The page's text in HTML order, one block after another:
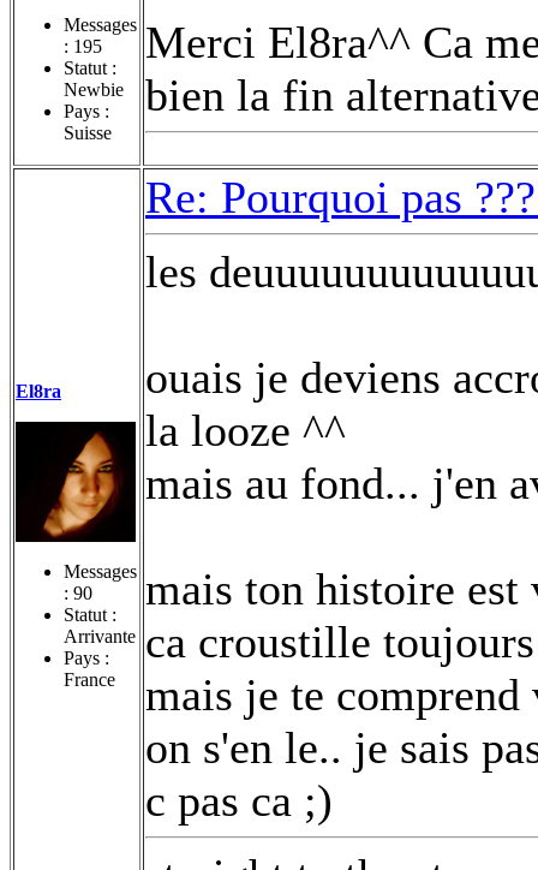
Messages
: 195
Statut :
Newbie
Pays :
Suisse
Merci El8ra^^ Ca
bien la fin
El8ra
Messages
: 90
Statut :
Arrivante
Pays :
France
Re: Pourquoi pas
les
ouais je deviens
la looze ^^
mais au fond... j'en
mais ton histoire est
ca croustille
mais je te comprend
on s'en le.. je sais
c pas ca ;)